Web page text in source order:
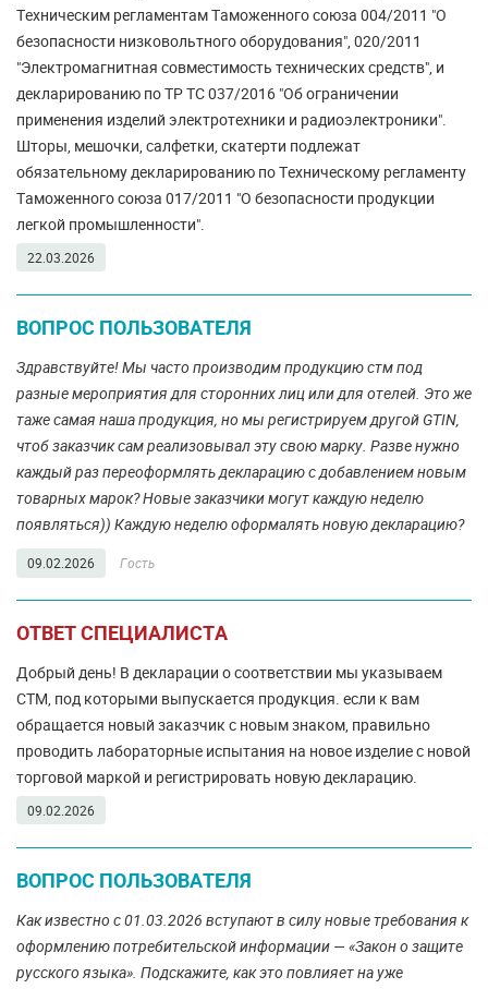
Техническим регламентам Таможенного союза 004/2011 "О
безопасности низковольтного оборудования", 020/2011
"Электромагнитная совместимость технических средств", и
декларированию по ТР ТС 037/2016 "Об ограничении
применения изделий электротехники и радиоэлектроники".
Шторы, мешочки, салфетки, скатерти подлежат
обязательному декларированию по Техническому регламенту
Таможенного союза 017/2011 "О безопасности продукции
легкой промышленности".
22.03.2026
ВОПРОС ПОЛЬЗОВАТЕЛЯ
Здравствуйте! Мы часто производим продукцию стм под
разные мероприятия для сторонних лиц или для отелей. Это же
таже самая наша продукция, но мы регистрируем другой GTIN,
чтоб заказчик сам реализовывал эту свою марку. Разве нужно
каждый раз переоформлять декларацию с добавлением новым
товарных марок? Новые заказчики могут каждую неделю
появляться)) Каждую неделю оформалять новую декларацию?
09.02.2026 Гость
ОТВЕТ СПЕЦИАЛИСТА
Добрый день! В декларации о соответствии мы указываем
СТМ, под которыми выпускается продукция. если к вам
обращается новый заказчик с новым знаком, правильно
проводить лабораторные испытания на новое изделие с новой
торговой маркой и регистрировать новую декларацию.
09.02.2026
ВОПРОС ПОЛЬЗОВАТЕЛЯ
Как известно с 01.03.2026 вступают в силу новые требования к
оформлению потребительской информации — «Закон о защите
русского языка». Подскажите, как это повлияет на уже